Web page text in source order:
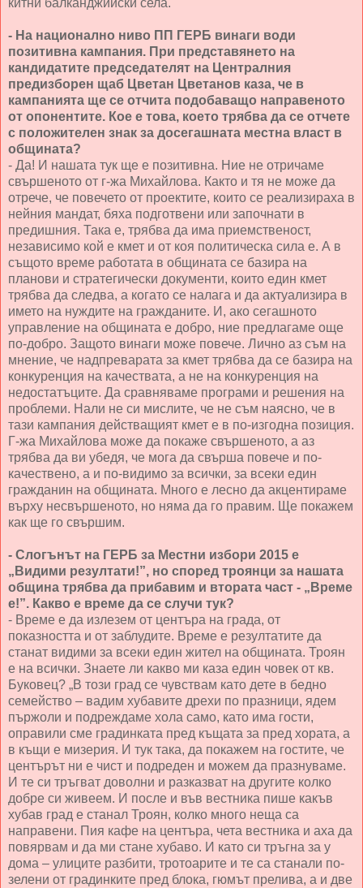
китни балканджийски села.
- На национално ниво ПП ГЕРБ винаги води
позитивна кампания. При представянето на
кандидатите председателят на Централния
предизборен щаб Цветан Цветанов каза, че в
кампанията ще се отчита подобаващо направеното
от опонентите. Кое е това, което трябва да се отчете
с положителен знак за досегашната местна власт в
общината?
- Да! И нашата тук ще е позитивна. Ние не отричаме
свършеното от г-жа Михайлова. Както и тя не може да
отрече, че повечето от проектите, които се реализираха в
нейния мандат, бяха подготвени или започнати в
предишния. Така е, трябва да има приемственост,
независимо кой е кмет и от коя политическа сила е. А в
същото време работата в общината се базира на
планови и стратегически документи, които един кмет
трябва да следва, а когато се налага и да актуализира в
името на нуждите на гражданите. И, ако сегашното
управление на общината е добро, ние предлагаме още
по-добро. Защото винаги може повече. Лично аз съм на
мнение, че надпреварата за кмет трябва да се базира на
конкуренция на качествата, а не на конкуренция на
недостатъците. Да сравняваме програми и решения на
проблеми. Нали не си мислите, че не съм наясно, че в
тази кампания действащият кмет е в по-изгодна позиция.
Г-жа Михайлова може да покаже свършеното, а аз
трябва да ви убедя, че мога да свърша повече и по-
качествено, а и по-видимо за всички, за всеки един
гражданин на общината. Много е лесно да акцентираме
върху несвършеното, но няма да го правим. Ще покажем
как ще го свършим.
- Слогънът на ГЕРБ за Местни избори 2015 е
„Видими резултати!”, но според троянци за нашата
община трябва да прибавим и втората част - „Време
е!”. Какво е време да се случи тук?
- Време е да излезем от центъра на града, от
показността и от заблудите. Време е резултатите да
станат видими за всеки един жител на общината. Троян
е на всички. Знаете ли какво ми каза един човек от кв.
Буковец? „В този град се чувствам като дете в бедно
семейство – вадим хубавите дрехи по празници, ядем
пържоли и подреждаме хола само, като има гости,
оправили сме градинката пред къщата за пред хората, а
в къщи е мизерия. И тук така, да покажем на гостите, че
центърът ни е чист и подреден и можем да празнуваме.
И те си тръгват доволни и разказват на другите колко
добре си живеем. И после и във вестника пише какъв
хубав град е станал Троян, колко много неща са
направени. Пия кафе на центъра, чета вестника и аха да
повярвам и да ми стане хубаво. И като си тръгна за у
дома – улиците разбити, тротоарите и те са станали по-
зелени от градинките пред блока, гюмът прелива, а и две